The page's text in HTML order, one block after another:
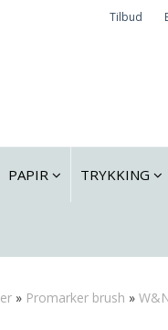
Tilbud
PAPIR TRYKKING
» Promarker brush »